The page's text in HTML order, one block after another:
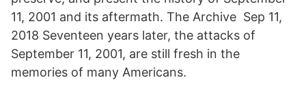
11, 2001 and its aftermath. The Archive Sep 11,
2018 Seventeen years later, the attacks of
September 11, 2001, are still fresh in the
memories of many Americans.